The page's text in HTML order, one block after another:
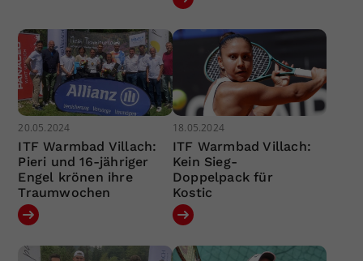
20.05.2024
ITF Warmbad Villach:
Pieri und 16-jähriger
Engel krönen ihre
Traumwochen
18.05.2024
ITF Warmbad Villach:
Kein Sieg-
Doppelpack für
Kostic